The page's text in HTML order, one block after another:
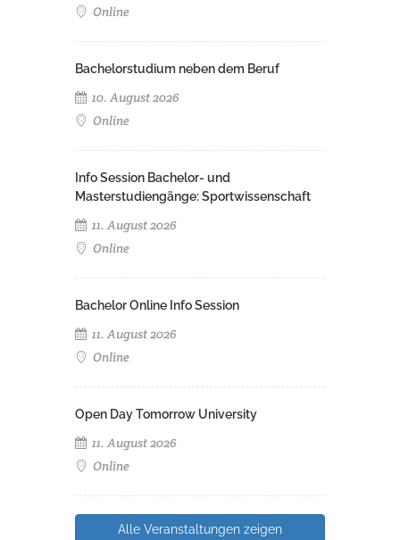
Online
Bachelorstudium neben dem Beruf
10. August 2026
Online
Info Session Bachelor- und
Masterstudiengänge: Sportwissenschaft
11. August 2026
Online
Bachelor Online Info Session
11. August 2026
Online
Open Day Tomorrow University
11. August 2026
Online
Alle Veranstaltungen zeigen